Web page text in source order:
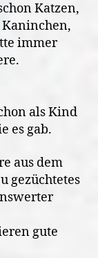
Katzen,
Kaninchen,
immer
als Kind
es gab.
aus dem
gezüchtetes
gute